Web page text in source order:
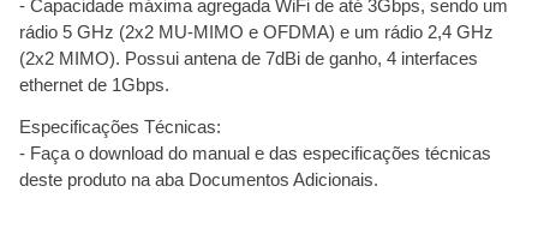
- Capacidade máxima agregada WiFi de até 3Gbps, sendo um
rádio 5 GHz (2x2 MU-MIMO e OFDMA) e um rádio 2,4 GHz
(2x2 MIMO). Possui antena de 7dBi de ganho, 4 interfaces
ethernet de 1Gbps.
Especificações Técnicas:
- Faça o download do manual e das especificações técnicas
deste produto na aba Documentos Adicionais.